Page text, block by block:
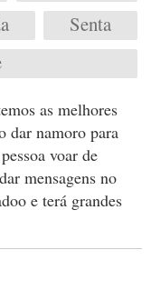
Senta
as melhores
dar namoro para
voar de
mensagens no
e terá grandes